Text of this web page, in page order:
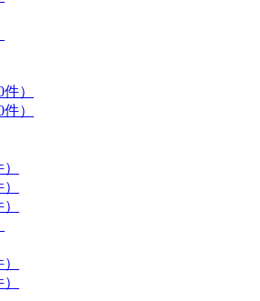
）
）